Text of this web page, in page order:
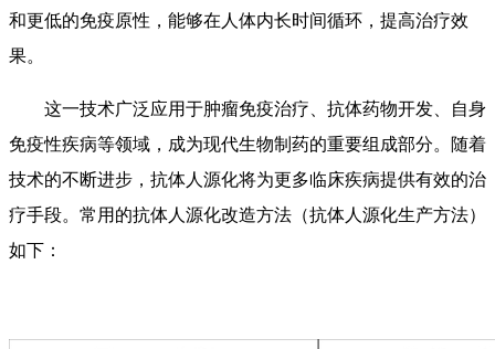
和更低的免疫原性，能够在人体内长时间循环，提高治疗效
果。
这一技术广泛应用于肿瘤免疫治疗、抗体药物开发、自身
免疫性疾病等领域，成为现代生物制药的重要组成部分。随着
技术的不断进步，抗体人源化将为更多临床疾病提供有效的治
疗手段。常用的抗体人源化改造方法（抗体人源化生产方法）
如下：